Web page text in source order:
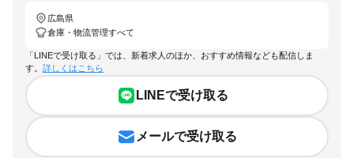
広島県
倉庫・物流管理すべて
「LINEで受け取る」では、新着求人のほか、おすすめ情報なども配信しま
す。 詳しくはこちら
LINEで受け取る
メールで受け取る